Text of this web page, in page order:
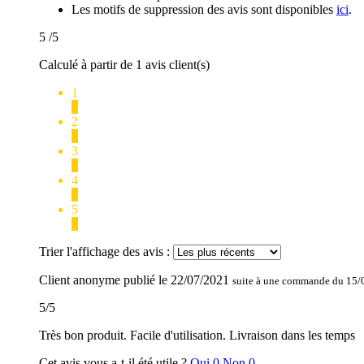
Les motifs de suppression des avis sont disponibles ici.
5 /5
Calculé à partir de 1 avis client(s)
1
2
3
4
5
Trier l'affichage des avis :
Client anonyme publié le 22/07/2021 suite à une commande du
5/5
Très bon produit. Facile d'utilisation. Livraison dans les temps